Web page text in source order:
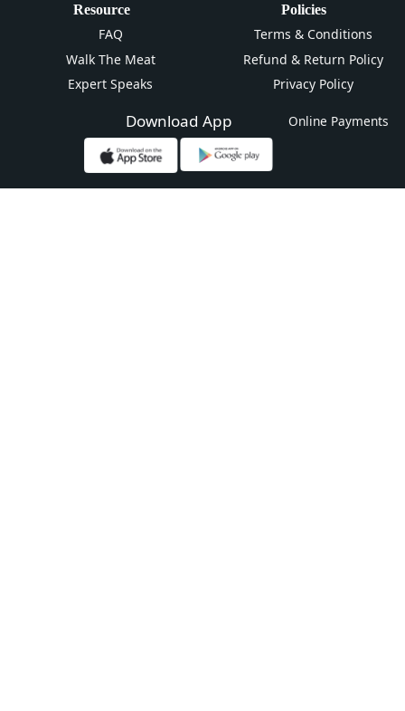
Resource
FAQ
Walk The Meat
Expert Speaks
Policies
Terms & Conditions
Refund & Return Policy
Privacy Policy
Download App Online Payments